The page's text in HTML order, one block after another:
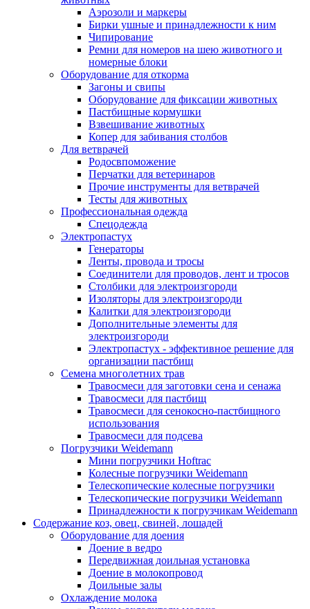
Аэрозоли и маркеры
Бирки ушные и принадлежности к ним
Чипирование
Ремни для номеров на шею животного и
номерные блоки
Оборудование для откорма
Загоны и свипы
Оборудование для фиксации животных
Пастбищные кормушки
Взвешивание животных
Копер для забивания столбов
Для ветврачей
Родосвпоможение
Перчатки для ветеринаров
Прочие инструменты для ветврачей
Тесты для животных
Профессиональная одежда
Cпецодежда
Электропастух
Генераторы
Ленты, провода и тросы
Соединители для проводов, лент и тросов
Столбики для электроизгороди
Изоляторы для электроизгороди
Калитки для электроизгороди
Дополнительные элементы для
электроизгороди
Электропастух - эффективное решение для
организации пастбищ
Семена многолетних трав
Травосмеси для заготовки сена и сенажа
Травосмеси для пастбищ
Травосмеси для сенокосно-пастбищного
использования
Травосмеси для подсева
Погрузчики Weidemann
Мини погрузчики Hoftraс
Колесные погрузчики Weidemann
Телескопические колесные погрузчики
Телескопические погрузчики Weidemann
Принадлежности к погрузчикам Weidemann
Содержание коз, овец, свиней, лошадей
Оборудование для доения
Доение в ведро
Передвижная доильная установка
Доение в молокопровод
Доильные залы
Охлаждение молока